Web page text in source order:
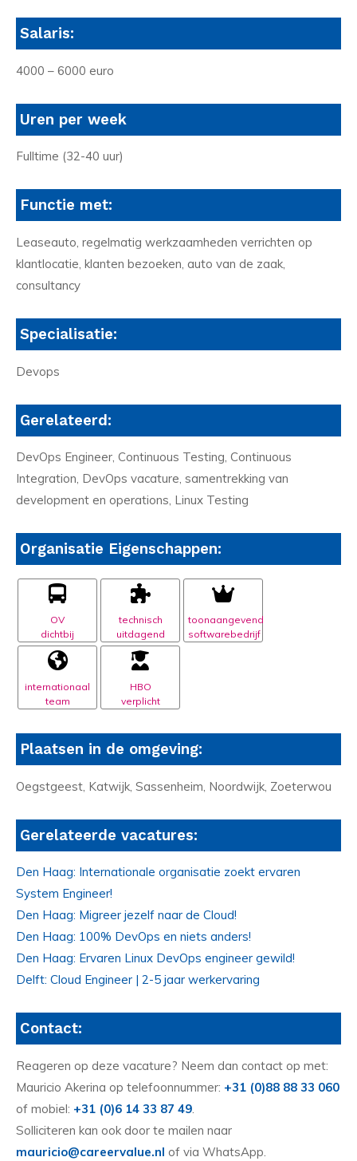
Salaris:
4000 – 6000 euro
Uren per week
Fulltime (32-40 uur)
Functie met:
Leaseauto, regelmatig werkzaamheden verrichten op
klantlocatie, klanten bezoeken, auto van de zaak,
consultancy
Specialisatie:
Devops
Gerelateerd:
DevOps Engineer, Continuous Testing, Continuous
Integration, DevOps vacature, samentrekking van
development en operations, Linux Testing
Organisatie Eigenschappen:
OV
dichtbij
technisch
uitdagend
toonaangevend
softwarebedrijf
internationaal
team
HBO
verplicht
Plaatsen in de omgeving:
Oegstgeest, Katwijk, Sassenheim, Noordwijk, Zoeterwou
Gerelateerde vacatures:
Den Haag: Internationale organisatie zoekt ervaren
System Engineer!
Den Haag: Migreer jezelf naar de Cloud!
Den Haag: 100% DevOps en niets anders!
Den Haag: Ervaren Linux DevOps engineer gewild!
Delft: Cloud Engineer | 2-5 jaar werkervaring
Contact:
Reageren op deze vacature? Neem dan contact op met:
Mauricio Akerina op telefoonnummer: +31 (0)88 88 33 060
of mobiel: +31 (0)6 14 33 87 49.
Solliciteren kan ook door te mailen naar
mauricio@careervalue.nl of via WhatsApp.